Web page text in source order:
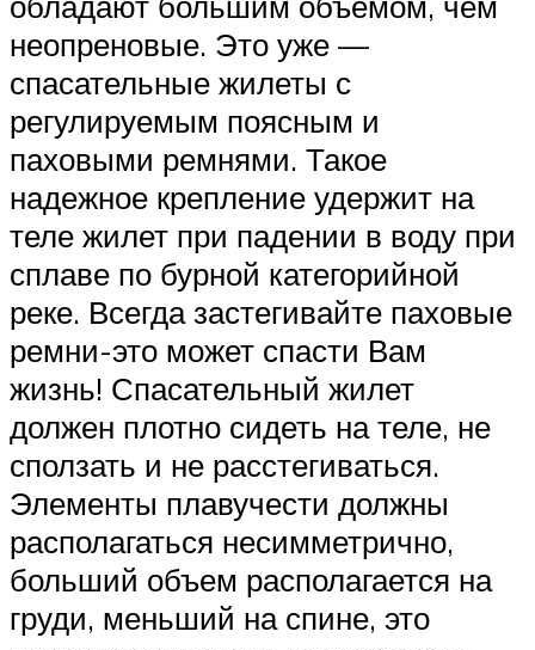
неопреновые. Это уже —
спасательные жилеты с
регулируемым поясным и
паховыми ремнями. Такое
надежное крепление удержит на
теле жилет при падении в воду при
сплаве по бурной категорийной
реке. Всегда застегивайте паховые
ремни-это может спасти Вам
жизнь! Спасательный жилет
должен плотно сидеть на теле, не
сползать и не расстегиваться.
Элементы плавучести должны
располагаться несимметрично,
больший объем располагается на
груди, меньший на спине, это